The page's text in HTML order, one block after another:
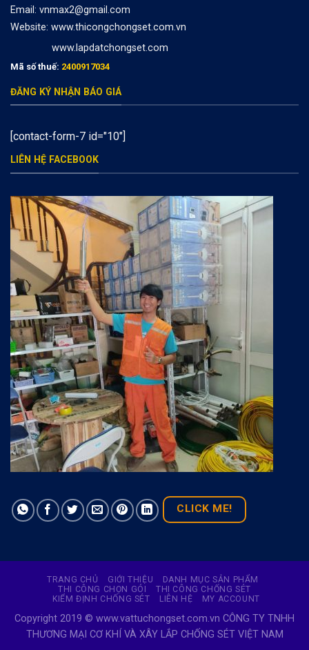
Email: vnmax2@gmail.com
Website: www.thicongchongset.com.vn
www.lapdatchongset.com
Mã số thuế: 2400917034
ĐĂNG KÝ NHẬN BÁO GIÁ
[contact-form-7 id="10"]
LIÊN HỆ FACEBOOK
CLICK ME!
TRANG CHỦ GIỚI THIỆU
DANH MỤC SẢN PHẨM
THI CÔNG CHỌN GÓI
THI CÔNG CHỐNG SÉT
KIỂM ĐỊNH CHỐNG SÉT
LIÊN HỆ MY ACCOUNT
Copyright 2019 © www.vattuchongset.com.vn CÔNG TY TNHH
THƯƠNG MẠI CƠ KHÍ VÀ XÂY LẮP CHỐNG SÉT VIỆT NAM